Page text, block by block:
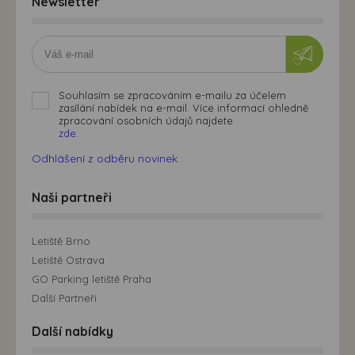
Souhlasím se zpracováním e-mailu za účelem
zasílání nabídek na e-mail. Více informací ohledně
zpracování osobních údajů najdete
zde.
Odhlášení z odběru novinek
Naši partneři
Letiště Brno
Letiště Ostrava
GO Parking letiště Praha
Další Partneři
Další nabídky